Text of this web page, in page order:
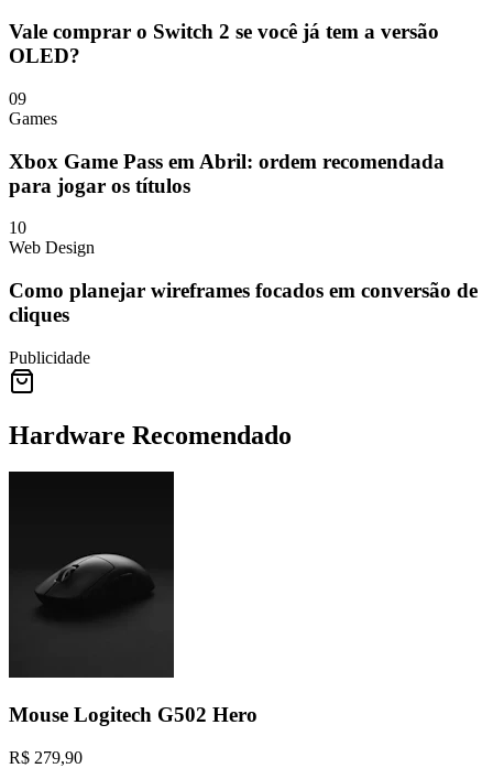
Vale comprar o Switch 2 se você já tem a versão
OLED?
09
Games
Xbox Game Pass em Abril: ordem recomendada
para jogar os títulos
10
Web Design
Como planejar wireframes focados em conversão de
cliques
Publicidade
Hardware Recomendado
Mouse Logitech G502 Hero
R$ 279,90